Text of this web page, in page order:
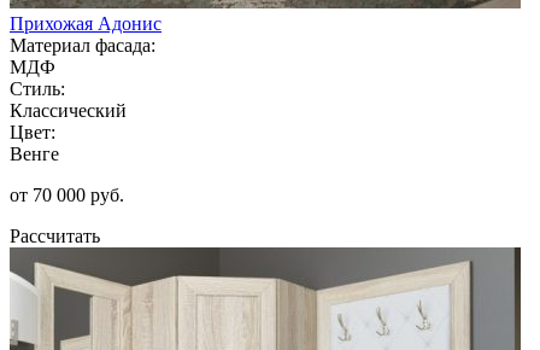
Прихожая Адонис
Материал фасада:
МДФ
Стиль:
Классический
Цвет:
Венге
от 70 000 руб.
Рассчитать